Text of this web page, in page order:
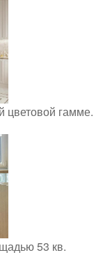
цветовой гамме.
53 кв.